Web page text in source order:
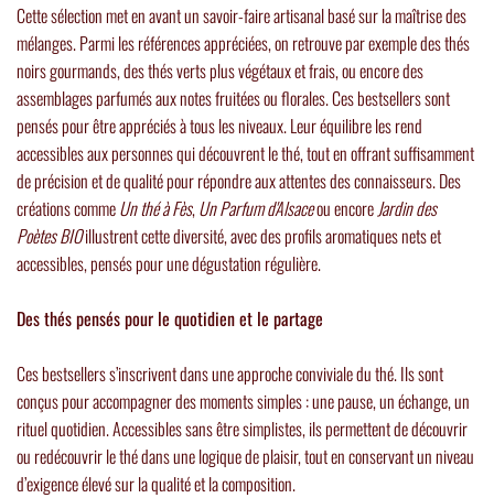
Cette sélection met en avant un savoir-faire artisanal basé sur la maîtrise des
mélanges. Parmi les références appréciées, on retrouve par exemple des thés
noirs gourmands, des thés verts plus végétaux et frais, ou encore des
assemblages parfumés aux notes fruitées ou florales. Ces bestsellers sont
pensés pour être appréciés à tous les niveaux. Leur équilibre les rend
accessibles aux personnes qui découvrent le thé, tout en offrant suffisamment
de précision et de qualité pour répondre aux attentes des connaisseurs. Des
créations commeUn thé à Fès,Un Parfum d'Alsaceou encoreJardin des
Poètes BIOillustrent cette diversité, avec des profils aromatiques nets et
accessibles, pensés pour une dégustation régulière.
Des thés pensés pour le quotidien et le partage
Ces bestsellers s’inscrivent dans une approche conviviale du thé. Ils sont
conçus pour accompagner des moments simples : une pause, un échange, un
rituel quotidien. Accessibles sans être simplistes, ils permettent de découvrir
ou redécouvrir le thé dans une logique de plaisir, tout en conservant un niveau
d’exigence élevé sur la qualité et la composition.